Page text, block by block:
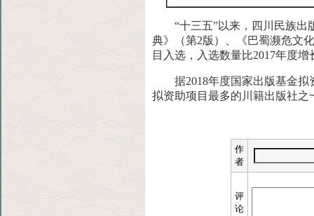
“十三五”以来，四川民族出
典》（第2版）、《巴蜀濒危文
目入选，入选数量比2017年度增
据2018年度国家出版基金
拟资助项目最多的川籍出版社之